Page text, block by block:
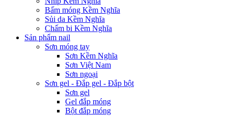
Bấm móng Kềm Nghĩa
Sủi da Kềm Nghĩa
Chấm bi Kềm Nghĩa
Sản phẩm nail
Sơn móng tay
Sơn Kềm Nghĩa
Sơn Việt Nam
Sơn ngoại
Sơn gel - Đắp gel - Đắp bột
Sơn gel
Gel đắp móng
Bột đắp móng